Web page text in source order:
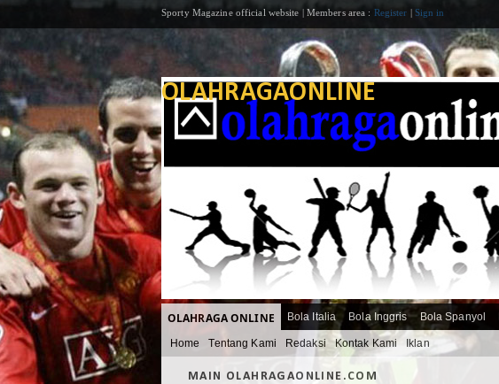
Sporty Magazine official website | Members area : Register | Sign in
OLAHRAGAONLINE
OLAHRAGA ONLINE Bola Italia Bola Inggris Bola Spanyol
Home Tentang Kami Redaksi Kontak Kami Iklan
MAIN OLAHRAGAONLINE.COM